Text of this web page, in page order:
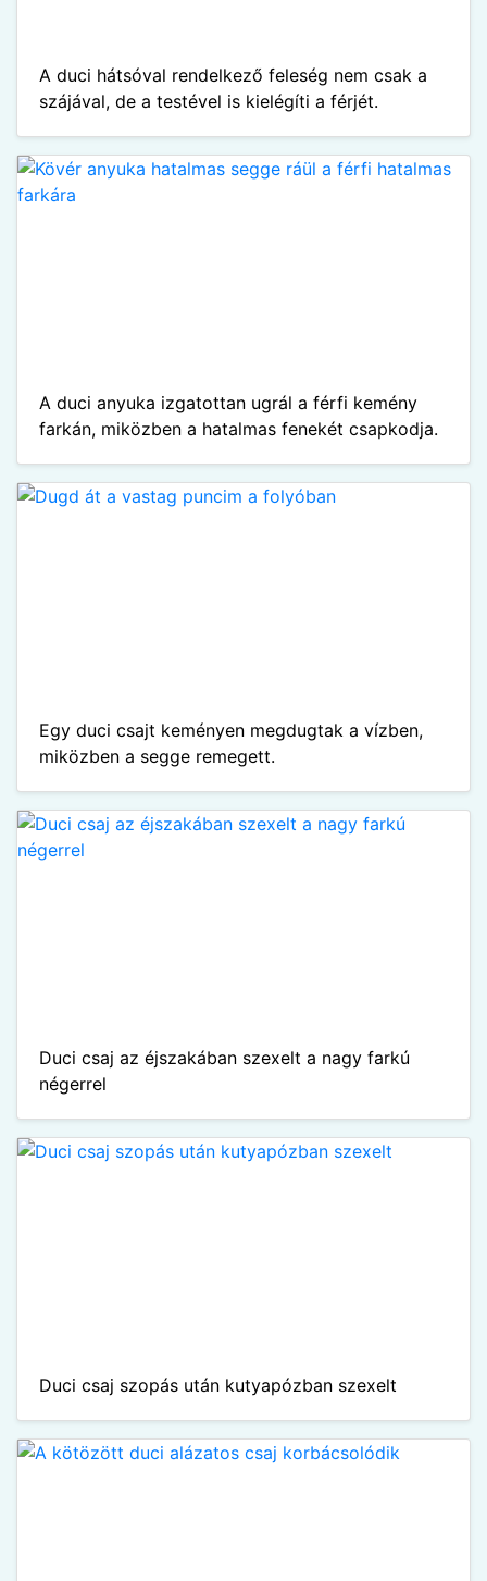
A duci hátsóval rendelkező feleség nem csak a
szájával, de a testével is kielégíti a férjét.
A duci anyuka izgatottan ugrál a férfi kemény
farkán, miközben a hatalmas fenekét csapkodja.
Egy duci csajt keményen megdugtak a vízben,
miközben a segge remegett.
Duci csaj az éjszakában szexelt a nagy farkú
négerrel
Duci csaj szopás után kutyapózban szexelt